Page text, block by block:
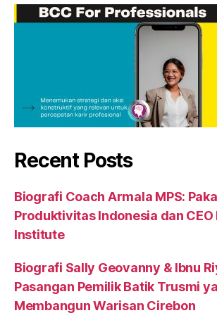
Recent Posts
Biografi Coach Armala MPS:
Produktivitas Indonesia dan CEO
Institute
Biografi Sally Geovanny & Ibnu
Pasangan Pemilik Batik Trusmi
Membangun Warisan Cirebon